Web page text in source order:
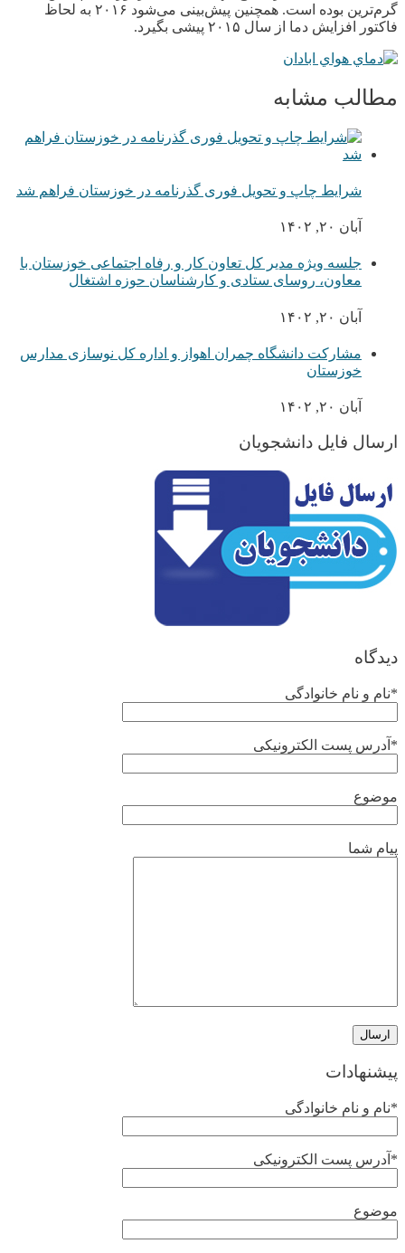
گرم‌ترین بوده است. همچنین پیش‌بینی می‌شود ۲۰۱۶ به لحاظ
فاکتور افزایش دما از سال ۲۰۱۵ پیشی بگیرد.
مطالب مشابه
شرایط چاپ و تحویل فوری گذرنامه در خوزستان فراهم شد
آبان ۲۰, ۱۴۰۲
جلسه ویژه مدیر کل تعاون کار و رفاه اجتماعی خوزستان با
معاون، روسای ستادی و کارشناسان حوزه اشتغال
آبان ۲۰, ۱۴۰۲
مشارکت دانشگاه چمران اهواز و اداره کل نوسازی مدارس
خوزستان
آبان ۲۰, ۱۴۰۲
ارسال فایل دانشجویان
دیدگاه
*نام و نام خانوادگی
*آدرس پست الکترونیکی
موضوع
پیام شما
پیشنهادات
*نام و نام خانوادگی
*آدرس پست الکترونیکی
موضوع